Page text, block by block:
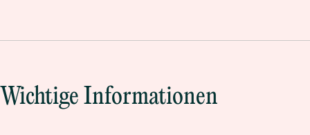
Wichtige Informationen